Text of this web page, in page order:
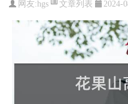
网友:hgs 文章列表 2024-